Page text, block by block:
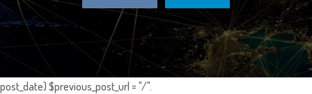
post_date) $previous_post_url = "/".